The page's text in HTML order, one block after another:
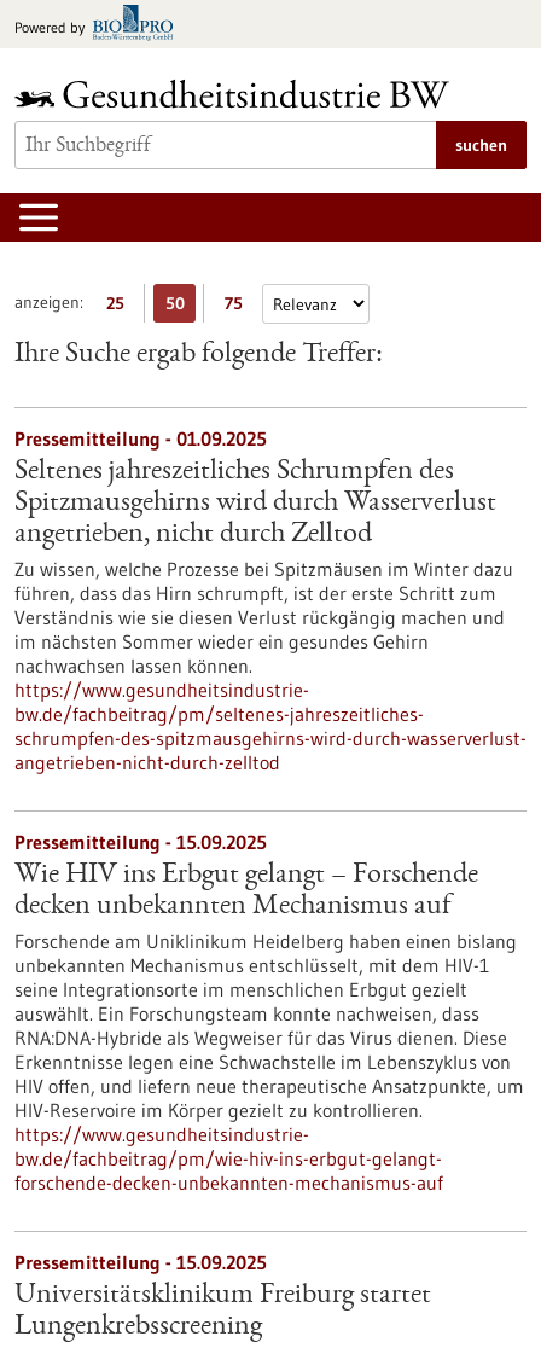
Inhalt
Powered by
suchen
anzeigen: 25 50 75
Ihre Suche ergab folgende Treffer:
Pressemitteilung - 01.09.2025
Seltenes jahreszeitliches Schrumpfen des
Spitzmausgehirns wird durch Wasserverlust
angetrieben, nicht durch Zelltod
Zu wissen, welche Prozesse bei Spitzmäusen im Winter dazu
führen, dass das Hirn schrumpft, ist der erste Schritt zum
Verständnis wie sie diesen Verlust rückgängig machen und
im nächsten Sommer wieder ein gesundes Gehirn
nachwachsen lassen können.
https://www.gesundheitsindustrie-
bw.de/fachbeitrag/pm/seltenes-jahreszeitliches-
schrumpfen-des-spitzmausgehirns-wird-durch-wasserverlust-
angetrieben-nicht-durch-zelltod
Pressemitteilung - 15.09.2025
Wie HIV ins Erbgut gelangt – Forschende
decken unbekannten Mechanismus auf
Forschende am Uniklinikum Heidelberg haben einen bislang
unbekannten Mechanismus entschlüsselt, mit dem HIV-1
seine Integrationsorte im menschlichen Erbgut gezielt
auswählt. Ein Forschungsteam konnte nachweisen, dass
RNA:DNA-Hybride als Wegweiser für das Virus dienen. Diese
Erkenntnisse legen eine Schwachstelle im Lebenszyklus von
HIV offen, und liefern neue therapeutische Ansatzpunkte, um
HIV-Reservoire im Körper gezielt zu kontrollieren.
https://www.gesundheitsindustrie-
bw.de/fachbeitrag/pm/wie-hiv-ins-erbgut-gelangt-
forschende-decken-unbekannten-mechanismus-auf
Pressemitteilung - 15.09.2025
Universitätsklinikum Freiburg startet
Lungenkrebsscreening